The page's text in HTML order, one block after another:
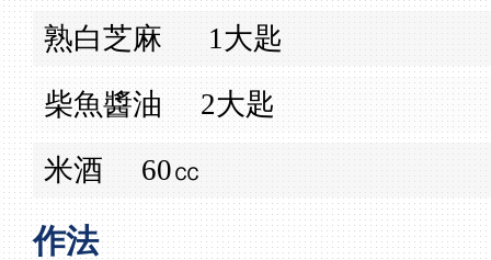
熟白芝麻
1大匙
柴魚醬油
2大匙
米酒
60㏄
作法